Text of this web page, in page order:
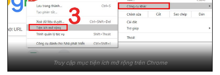
Truy cập mục tiện ích mở rộng trên Chrome